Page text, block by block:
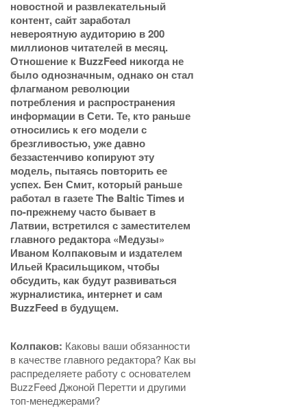
новостной и развлекательный
контент, сайт заработал
невероятную аудиторию в 200
миллионов читателей в месяц.
Отношение к BuzzFeed никогда не
было однозначным, однако он стал
флагманом революции
потребления и распространения
информации в Сети. Те, кто раньше
относились к его модели с
брезгливостью, уже давно
беззастенчиво копируют эту
модель, пытаясь повторить ее
успех. Бен Смит, который раньше
работал в газете The Baltic Times и
по-прежнему часто бывает в
Латвии, встретился с заместителем
главного редактора «Медузы»
Иваном Колпаковым и издателем
Ильей Красильщиком, чтобы
обсудить, как будут развиваться
журналистика, интернет и сам
BuzzFeed в будущем.
Колпаков: Каковы ваши обязанности
в качестве главного редактора? Как вы
распределяете работу с основателем
BuzzFeed Джоной Перетти и другими
топ-менеджерами?